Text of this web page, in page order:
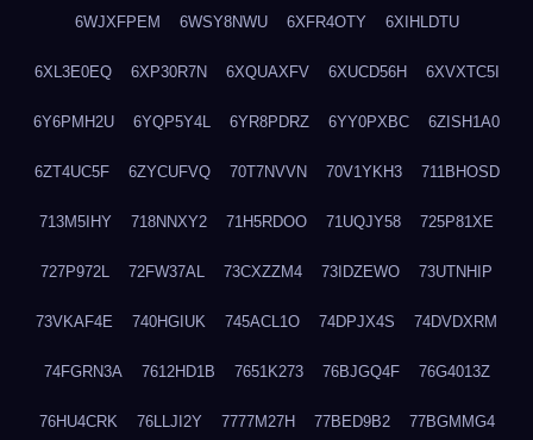
6WJXFPEM 6WSY8NWU 6XFR4OTY 6XIHLDTU
6XL3E0EQ 6XP30R7N 6XQUAXFV 6XUCD56H 6XVXTC5I
6Y6PMH2U 6YQP5Y4L 6YR8PDRZ 6YY0PXBC 6ZISH1A0
6ZT4UC5F 6ZYCUFVQ 70T7NVVN 70V1YKH3 711BHOSD
713M5IHY 718NNXY2 71H5RDOO 71UQJY58 725P81XE
727P972L 72FW37AL 73CXZZM4 73IDZEWO 73UTNHIP
73VKAF4E 740HGIUK 745ACL1O 74DPJX4S 74DVDXRM
74FGRN3A 7612HD1B 7651K273 76BJGQ4F 76G4013Z
76HU4CRK 76LLJI2Y 7777M27H 77BED9B2 77BGMMG4